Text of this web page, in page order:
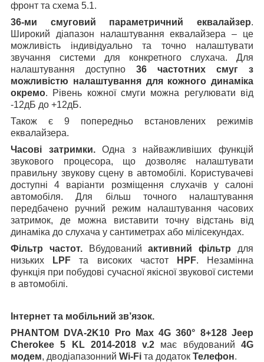
фронт та схема 5.1.
36-ми смуговий параметричний еквалайзер.
Широкий діапазон налаштування еквалайзера – це
можливість індивідуально та точно налаштувати
звучання системи для конкретного слухача. Для
налаштування доступно 36 частотних смуг
з
можливістю налаштування для кожного динаміка
окремо. Рівень кожної смуги можна регулювати від
-12дБ до +12дБ.
Також є 9 попередньо встановлених режимів
еквалайзера.
Часові затримки.Одна з найважливіших функцій
звукового процесора, що дозволяє налаштувати
правильну звукову сцену в автомобілі. Користувачеві
доступні 4 варіанти розміщення слухачів у салоні
автомобіля. Для більш точного налаштування
передбачено ручний режим налаштування часових
затримок, де можна виставити точну відстань від
динаміка до слухача у сантиметрах або мілісекундах.
Фільтр частот.Вбудованийактивний фільтр для
низьких
LPF та високих частот HPF. Незамінна
функція при побудові сучасної якісної звукової системи
в автомобілі.
Інтернет та мобільний зв’язок.
PHANTOM DVA-2K10 Pro Max 4G 360° 8+128Jeep
Cherokee 5 KL 2014-2018 v.2
має вбудований4G
модем, дводіапазонний Wi-Fi та додаток Телефон.